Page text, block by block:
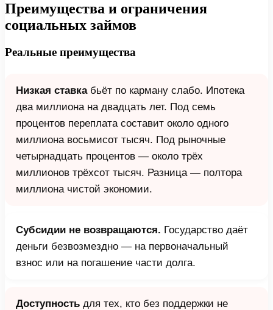
Преимущества и ограничения
социальных займов
Реальные преимущества
Низкая ставкабьёт по карману слабо. Ипотека
два миллиона на двадцать лет. Под семь
процентов переплата составит около одного
миллиона восьмисот тысяч. Под рыночные
четырнадцать процентов — около трёх
миллионов трёхсот тысяч. Разница — полтора
миллиона чистой экономии.
Субсидии не возвращаются. Государство даёт
деньги безвозмездно — на первоначальный
взнос или на погашение части долга.
Доступность для тех, кто без поддержки не